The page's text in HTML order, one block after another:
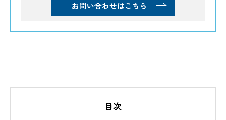
お問い合わせはこちら
目次